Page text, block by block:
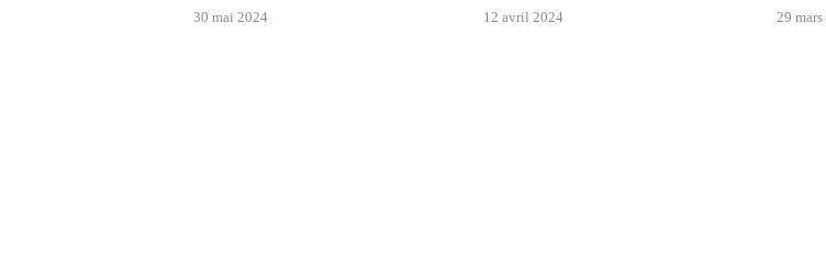
30 mai 2024 12 avril 2024 29